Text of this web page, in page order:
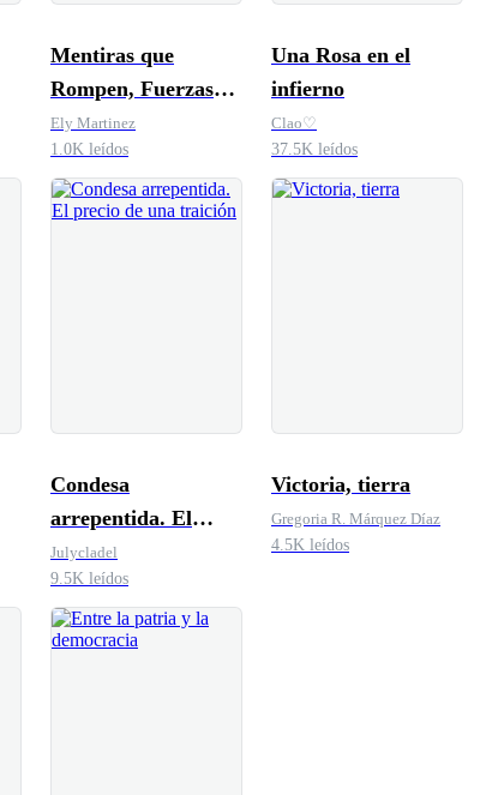
Mentiras que
Rompen, Fuerzas
que Sanan
Ely Martinez
1.0K leídos
Una Rosa en el
infierno
Clao♡
37.5K leídos
Condesa
arrepentida. El
precio de una
traición
Julycladel
9.5K leídos
Victoria, tierra
Gregoria R. Márquez Díaz
4.5K leídos